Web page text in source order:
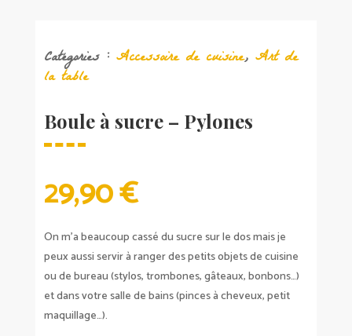
Catégories : Accessoire de cuisine, Art de
la table
Boule à sucre – Pylones
29,90€
On m’a beaucoup cassé du sucre sur le dos mais je
peux aussi servir à ranger des petits objets de cuisine
ou de bureau (stylos, trombones, gâteaux, bonbons…)
et dans votre salle de bains (pinces à cheveux, petit
maquillage…).